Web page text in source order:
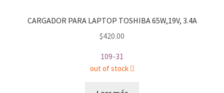
CARGADOR PARA LAPTOP TOSHIBA 65W,19V, 3.4A
$420.00
109-31
out of stock